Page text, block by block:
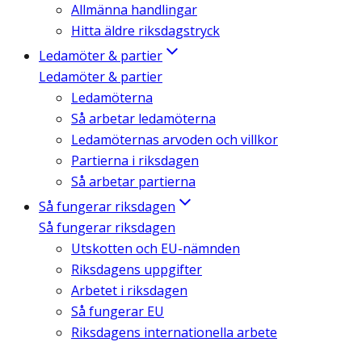
Allmänna handlingar
Hitta äldre riksdagstryck
Ledamöter & partier
Ledamöter & partier
Ledamöterna
Så arbetar ledamöterna
Ledamöternas arvoden och villkor
Partierna i riksdagen
Så arbetar partierna
Så fungerar riksdagen
Så fungerar riksdagen
Utskotten och EU-nämnden
Riksdagens uppgifter
Arbetet i riksdagen
Så fungerar EU
Riksdagens internationella arbete